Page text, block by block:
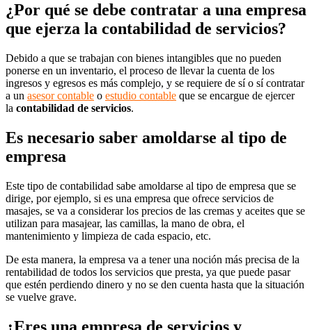
¿Por qué se debe contratar a una empresa
que ejerza la contabilidad de servicios?
Debido a que se trabajan con bienes intangibles que no pueden
ponerse en un inventario, el proceso de llevar la cuenta de los
ingresos y egresos es más complejo, y se requiere de sí o sí contratar
a un asesor contable o estudio contable que se encargue de ejercer
la contabilidad de servicios.
Es necesario saber amoldarse al tipo de
empresa
Este tipo de contabilidad sabe amoldarse al tipo de empresa que se
dirige, por ejemplo, si es una empresa que ofrece servicios de
masajes, se va a considerar los precios de las cremas y aceites que se
utilizan para masajear, las camillas, la mano de obra, el
mantenimiento y limpieza de cada espacio, etc.
De esta manera, la empresa va a tener una noción más precisa de la
rentabilidad de todos los servicios que presta, ya que puede pasar
que estén perdiendo dinero y no se den cuenta hasta que la situación
se vuelve grave.